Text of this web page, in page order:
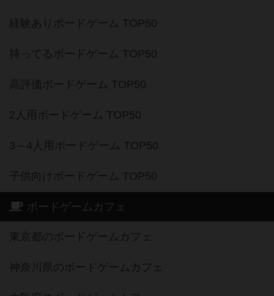
経験ありボードゲーム TOP50
持ってるボードゲーム TOP50
高評価ボードゲーム TOP50
2人用ボードゲーム TOP50
3～4人用ボードゲーム TOP50
子供向けボードゲーム TOP50
ボードゲームカフェ
東京都のボードゲームカフェ
神奈川県のボードゲームカフェ